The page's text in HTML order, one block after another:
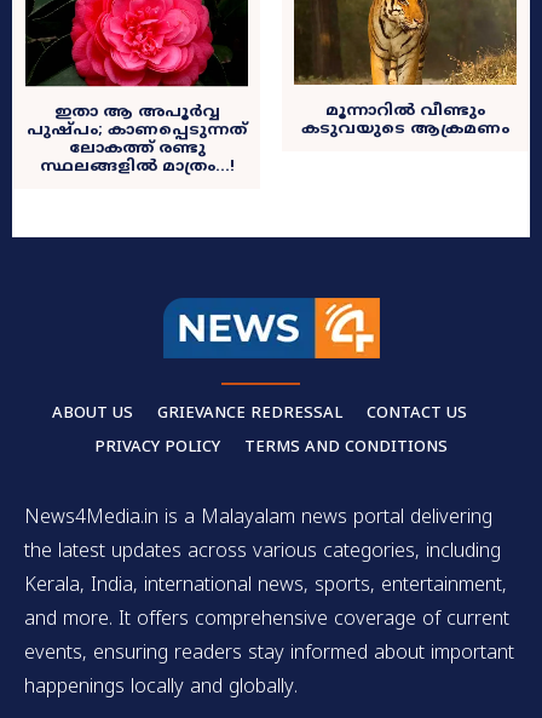
ഇതാ ആ അപൂർവ്വ
പുഷ്പം; കാണപ്പെടുന്നത്
ലോകത്ത് രണ്ടു
സ്ഥലങ്ങളിൽ മാത്രം…!
മൂന്നാറിൽ വീണ്ടും
കടുവയുടെ ആക്രമണം
ABOUT US GRIEVANCE REDRESSAL
CONTACT US
PRIVACY POLICY
TERMS AND CONDITIONS
News4Media.in is a Malayalam news portal delivering
the latest updates across various categories, including
Kerala, India, international news, sports, entertainment,
and more. It offers comprehensive coverage of current
events, ensuring readers stay informed about important
happenings locally and globally.